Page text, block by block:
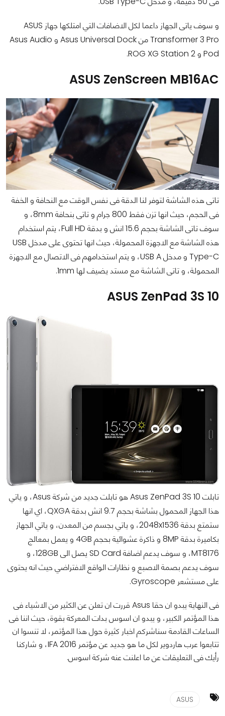
و سوف ياتى الجهاز داعما لكل الاضافات التي امتلكها جهاز ASUS
Transformer 3 Pro من Asus Universal Dock و Asus Audio
Pod و ROG XG Station 2.
ASUS ZenScreen MB16AC
تاتى هذه الشاشة لتوفر لنا الدقة فى نفس الوقت مع النحافة و الخفة
فى الحجم، حيث انها تزن فقط 800 جرام و تاتى بنحافة 8mm، و
سوف تاتى الشاشة بحجم 15.6 انش و بدقة Full HD، يتم استخدام
هذه الشاشة مع الاجهزة المحمولة، حيث انها تحتوى على مدخل USB
Type-C و مدخل USB A، و يتم استخدامهم فى الاتصال مع الاجهزة
المحمولة، و تاتى الشاشة مع مستد يضيف لها 1mm.
ASUS ZenPad 3S 10
تابلت Asus ZenPad 3S 10 هو تابلت جديد من شركة Asus، و ياتي
هذا الجهاز المحمول بشاشة بحجم 9.7 انش بدقة QXGA، اي انها
ستمتع بدقة 2048x1536، و ياتي بجسم من المعدن، و ياتي الجهاز
بكاميرة بدقة 8MP و ذاكرة عشوائية بحجم 4GB و يعمل بمعالج
MT8176، و سوف يدعم اضافة SD Card يصل الى 128GB، و
سوف يدعم بصمة الاصبع و نظارات الواقع الافتراضي حيث انه يحتوى
على مستشعر Gyroscope.
فى النهاية يبدو ان حقا Asus قررت ان تعلن عن الكثير من الاشياء فى
هذا المؤتمر الكبير، و يبدو ان اسوس بدات المعركة بقوة، حيث اننا فى
الساعات القادمة سناشركم اخبار كثيرة حول هذا المؤتمر، لا تنسوا ان
تتابعوا عرب هاردوير لكل ما هو جديد عن مؤتمر IFA 2016، و شاركنا
رأيك فى التعليقات عن ما اعلنت عنه شركة اسوس.
ASUS